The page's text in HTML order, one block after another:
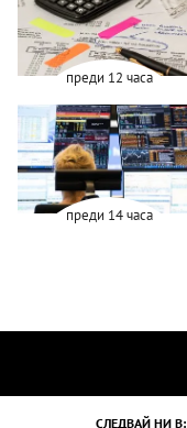
преди 12 часа
преди 14 часа
СЛЕДВАЙ НИ В: